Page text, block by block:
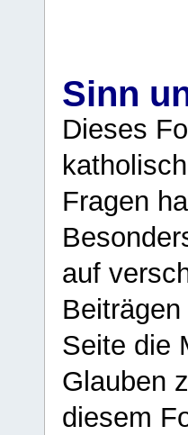
Sinn
Dieses
Fragen
auf
Seite die
Glauben
diesem